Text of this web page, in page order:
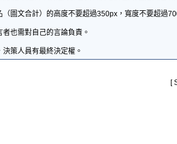
圖文合計）的高度不要超過350px，寬度不要超過
也需對自己的言論負責。
策人員有最終決定權。
[